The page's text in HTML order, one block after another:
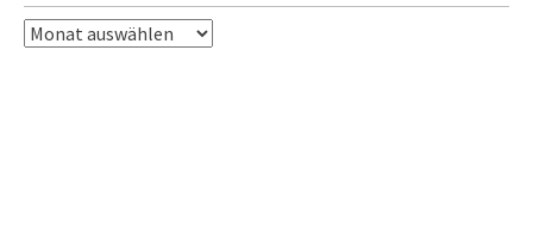
Jahresübersicht